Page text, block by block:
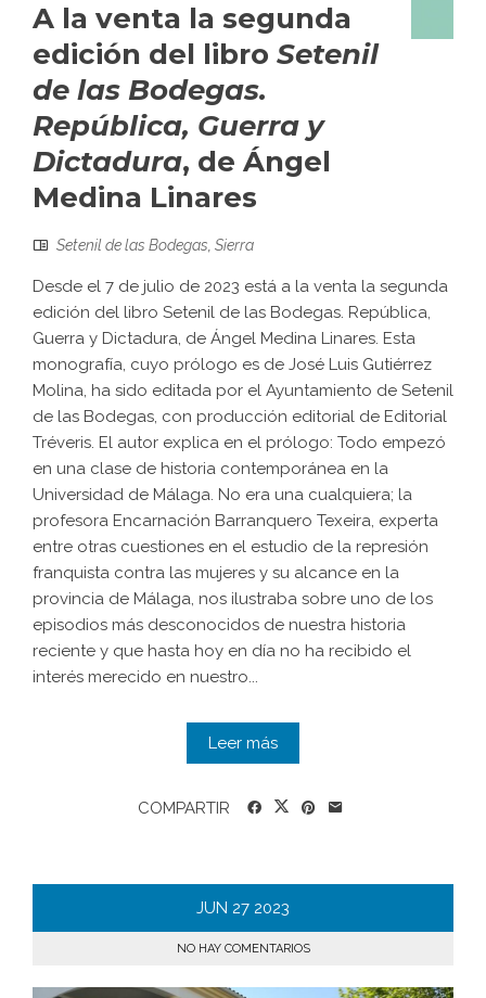
A la venta la segunda
edición del libro Setenil
de las Bodegas.
República, Guerra y
Dictadura, de Ángel
Medina Linares
Setenil de las Bodegas Sierra
Desde el 7 de julio de 2023 está a la venta la segunda
edición del libro Setenil de las Bodegas. República,
Guerra y Dictadura, de Ángel Medina Linares. Esta
monografía, cuyo prólogo es de José Luis Gutiérrez
Molina, ha sido editada por el Ayuntamiento de Setenil
de las Bodegas, con producción editorial de Editorial
Tréveris. El autor explica en el prólogo: Todo empezó
en una clase de historia contemporánea en la
Universidad de Málaga. No era una cualquiera; la
profesora Encarnación Barranquero Texeira, experta
entre otras cuestiones en el estudio de la represión
franquista contra las mujeres y su alcance en la
provincia de Málaga, nos ilustraba sobre uno de los
episodios más desconocidos de nuestra historia
reciente y que hasta hoy en día no ha recibido el
interés merecido en nuestro...
Leer más
COMPARTIR
JUN 27 2023
NO HAY COMENTARIOS